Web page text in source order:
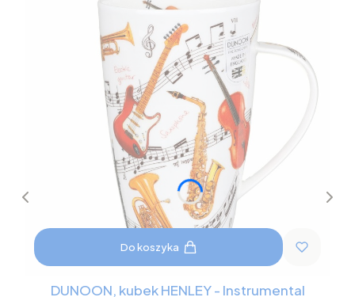
Do koszyka
DUNOON, kubek HENLEY - Instrumental